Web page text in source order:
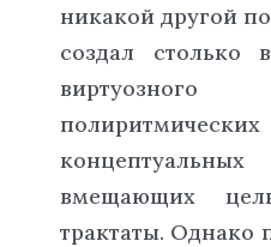
никакой другой
создал столько
виртуозного
вмещающих
трактаты. Однако